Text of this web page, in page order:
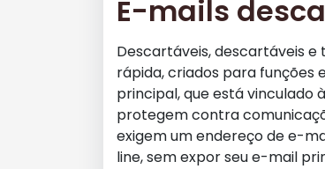
E-mails
Descartáveis, descartáveis
rápida, criados para funções
principal, que está vinculado
protegem contra
exigem um endereço de e-
line, sem expor seu e-mail